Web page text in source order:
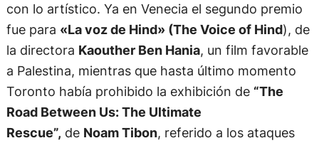
con lo artístico. Ya en Venecia el segundo premio
fue para «La voz de Hind» (The Voice of Hind), de
la directora Kaouther Ben Hania, un film favorable
a Palestina, mientras que hasta último momento
Toronto había prohibido la exhibición de “The
Road Between Us: The Ultimate
Rescue”, de Noam Tibon, referido a los ataques